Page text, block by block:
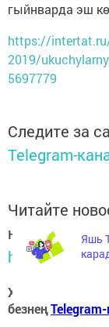
гыйнварда эш
https://
2019/
5697779
Следите за
Telegram-
Читайте
https://
Хәзер Арча һәм
безнең
Яшь